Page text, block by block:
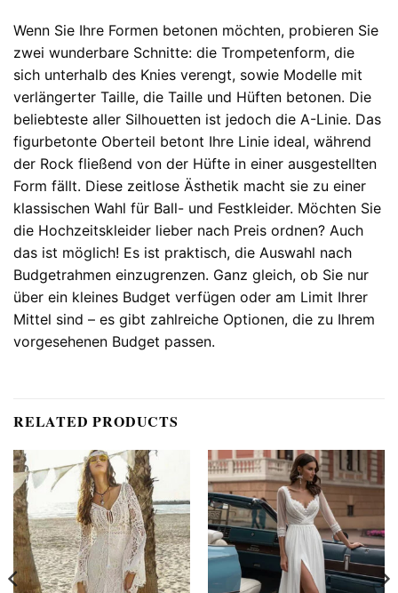
Wenn Sie Ihre Formen betonen möchten, probieren Sie
zwei wunderbare Schnitte: die Trompetenform, die
sich unterhalb des Knies verengt, sowie Modelle mit
verlängerter Taille, die Taille und Hüften betonen. Die
beliebteste aller Silhouetten ist jedoch die A-Linie. Das
figurbetonte Oberteil betont Ihre Linie ideal, während
der Rock fließend von der Hüfte in einer ausgestellten
Form fällt. Diese zeitlose Ästhetik macht sie zu einer
klassischen Wahl für Ball- und Festkleider. Möchten Sie
die Hochzeitskleider lieber nach Preis ordnen? Auch
das ist möglich! Es ist praktisch, die Auswahl nach
Budgetrahmen einzugrenzen. Ganz gleich, ob Sie nur
über ein kleines Budget verfügen oder am Limit Ihrer
Mittel sind – es gibt zahlreiche Optionen, die zu Ihrem
vorgesehenen Budget passen.
RELATED PRODUCTS